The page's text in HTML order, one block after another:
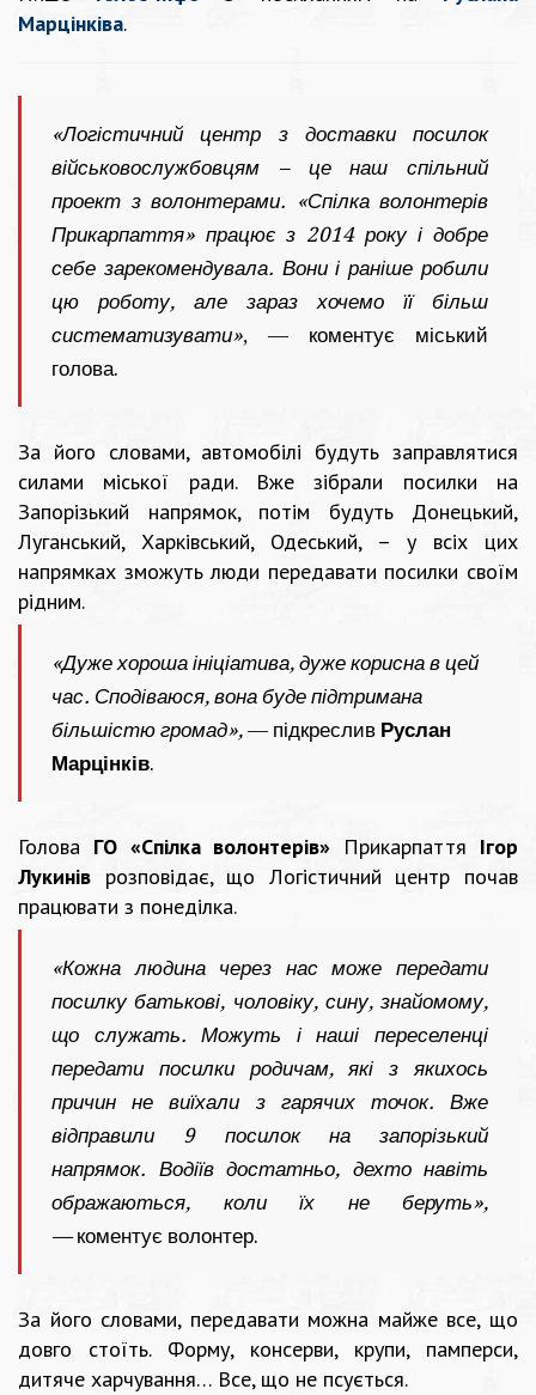
Марцінківа.
«Логістичний центр з доставки посилок
військовослужбовцям – це наш спільний
проект з волонтерами. «Спілка волонтерів
Прикарпаття» працює з 2014 року і добре
себе зарекомендувала. Вони і раніше робили
цю роботу, але зараз хочемо її більш
систематизувати», — коментує міський
голова.
За його словами, автомобілі будуть заправлятися
силами міської ради. Вже зібрали посилки на
Запорізький напрямок, потім будуть Донецький,
Луганський, Харківський, Одеський, – у всіх цих
напрямках зможуть люди передавати посилки своїм
рідним.
«Дуже хороша ініціатива, дуже корисна в цей
час. Сподіваюся, вона буде підтримана
більшістю громад», — підкреслив Руслан
Марцінків.
Голова ГО «Спілка волонтерів» Прикарпаття Ігор
Лукинів розповідає, що Логістичний центр почав
працювати з понеділка.
«Кожна людина через нас може передати
посилку батькові, чоловіку, сину, знайомому,
що служать. Можуть і наші переселенці
передати посилки родичам, які з якихось
причин не виїхали з гарячих точок. Вже
відправили 9 посилок на запорізький
напрямок. Водіїв достатньо, дехто навіть
ображаються, коли їх не беруть»,
—коментує волонтер.
За його словами, передавати можна майже все, що
довго стоїть. Форму, консерви, крупи, памперси,
дитяче харчування… Все, що не псується.